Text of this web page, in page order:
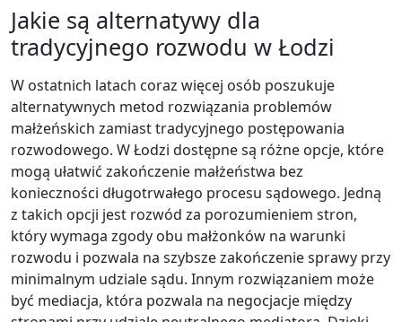
Jakie są alternatywy dla
tradycyjnego rozwodu w Łodzi
W ostatnich latach coraz więcej osób poszukuje
alternatywnych metod rozwiązania problemów
małżeńskich zamiast tradycyjnego postępowania
rozwodowego. W Łodzi dostępne są różne opcje, które
mogą ułatwić zakończenie małżeństwa bez
konieczności długotrwałego procesu sądowego. Jedną
z takich opcji jest rozwód za porozumieniem stron,
który wymaga zgody obu małżonków na warunki
rozwodu i pozwala na szybsze zakończenie sprawy przy
minimalnym udziale sądu. Innym rozwiązaniem może
być mediacja, która pozwala na negocjacje między